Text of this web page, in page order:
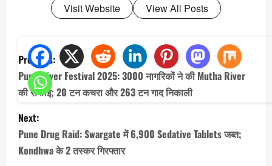
Visit Website
View All Posts
P
o
s
t
n
a
Previous:
Pune River Festival 2025: 3000 नागरिकों ने की Mutha River
की सफाई; 20 टन कचरा और 263 टन गाद निकाली
Next:
Pune Drug Raid: Swargate में 6,900 Sedative Tablets जब्त;
Kondhwa के 2 तस्कर गिरफ्तार